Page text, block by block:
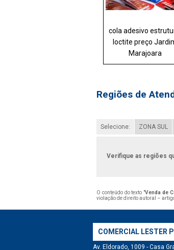
cola adesivo
loctite preço
Marajoara
Regiões de
Selecione: ZONA SUL
Verifique as regiões
O conteúdo do texto "Venda de
violação de direito autoral –
COMERCIAL LESTER
Av. Eldorado, 1009 - Casa